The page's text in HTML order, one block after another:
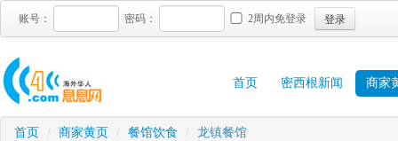
账号： 密码： 2周内免登录 登录
首页 密西根新闻 商家
首页 / 商家黄页 / 餐馆饮食 / 龙镇餐馆